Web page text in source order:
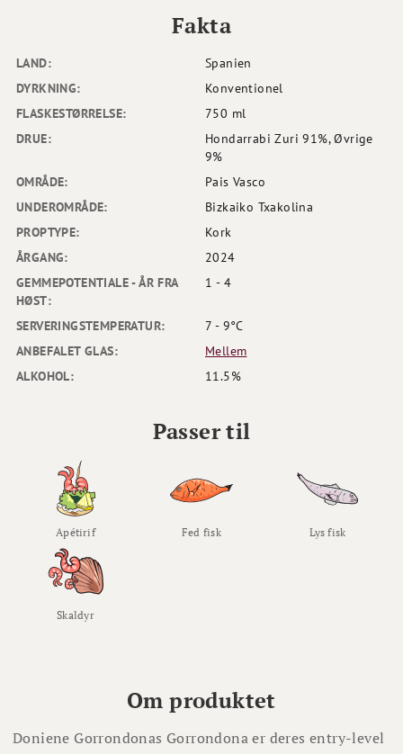
LAND:
Spanien
DYRKNING:
Konventionel
FLASKESTØRRELSE:
750 ml
DRUE:
Hondarrabi Zuri 91%, Øvrige
9%
OMRÅDE:
Pais Vasco
UNDEROMRÅDE:
Bizkaiko Txakolina
PROPTYPE:
Kork
ÅRGANG:
2024
GEMMEPOTENTIALE - ÅR FRA
HØST:
1 - 4
SERVERINGSTEMPERATUR:
7 - 9°C
ANBEFALET GLAS:
Mellem
ALKOHOL:
11.5%
Fakta
Passer til
Apétirif Fed fisk Lys fisk
Skaldyr
Om produktet
Doniene Gorrondonas Gorrondona er deres entry-level